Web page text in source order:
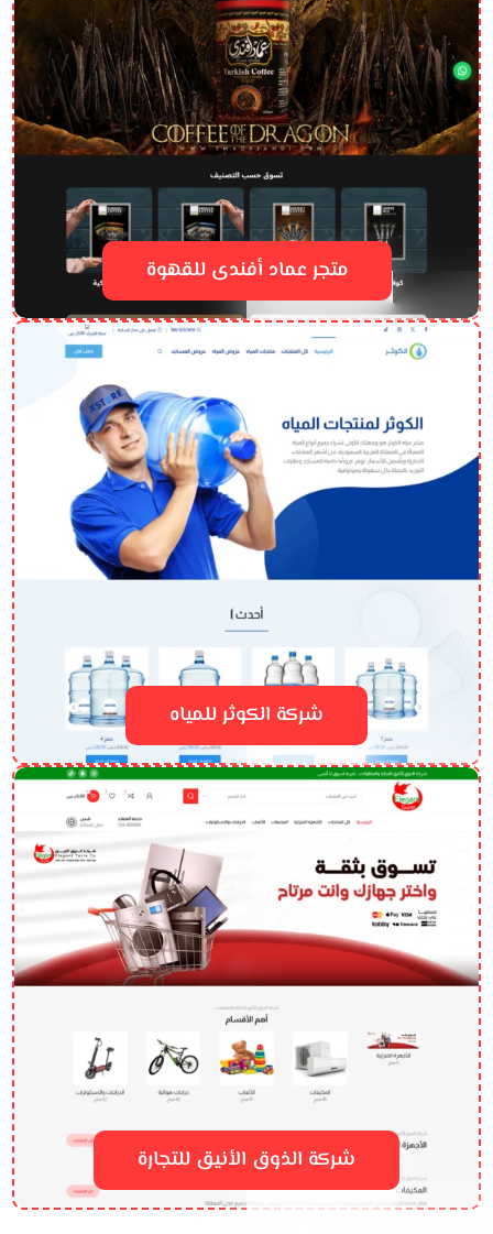
متجر عماد أفندى للقهوة
شركة الكوثر للمياه
شركة الذوق الأنيق للتجارة